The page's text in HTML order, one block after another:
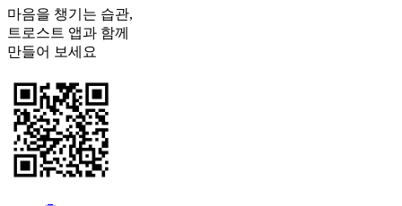
마음을 챙기는 습관,
트로스트 앱과 함께
만들어 보세요